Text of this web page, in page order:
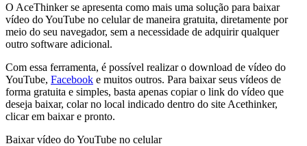
O AceThinker se apresenta como mais uma solução para baixar
vídeo do YouTube no celular de maneira gratuita, diretamente por
meio do seu navegador, sem a necessidade de adquirir qualquer
outro software adicional.
Com essa ferramenta, é possível realizar o download de vídeo do
YouTube, Facebook e muitos outros. Para baixar seus vídeos de
forma gratuita e simples, basta apenas copiar o link do vídeo que
deseja baixar, colar no local indicado dentro do site Acethinker,
clicar em baixar e pronto.
Baixar vídeo do YouTube no celular